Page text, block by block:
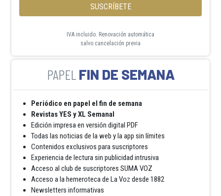
SUSCRÍBETE
IVA incluido. Renovación automática
salvo cancelación previa
FIN DE SEMANA
Periódico en papel el fin de semana
Revistas YES y XL Semanal
Edición impresa en versión digital PDF
Todas las noticias de la web y la app sin límites
Contenidos exclusivos para suscriptores
Experiencia de lectura sin publicidad intrusiva
Acceso al club de suscriptores SUMA VOZ
Acceso a la hemeroteca de La Voz desde 1882
Newsletters informativas